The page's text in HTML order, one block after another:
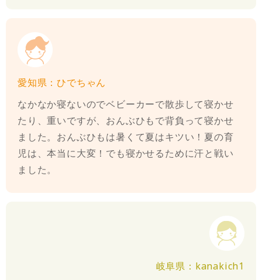
愛知県：ひでちゃん
なかなか寝ないのでベビーカーで散歩して寝かせ
たり、重いですが、おんぶひもで背負って寝かせ
ました。おんぶひもは暑くて夏はキツい！夏の育
児は、本当に大変！でも寝かせるために汗と戦い
ました。
岐阜県：kanakich1